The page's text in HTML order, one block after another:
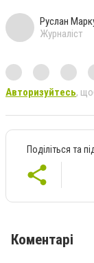
Руслан
Журналіст
Авторизуйтесь,
Поділіться та
Коментарі